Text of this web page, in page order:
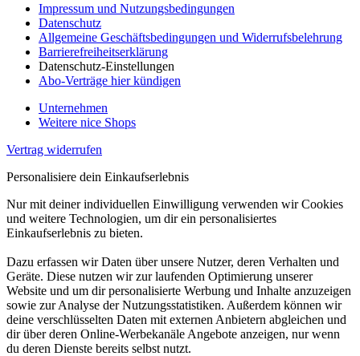
Impressum und Nutzungsbedingungen
Datenschutz
Allgemeine Geschäftsbedingungen und Widerrufsbelehrung
Barrierefreiheitserklärung
Datenschutz-Einstellungen
Abo-Verträge hier kündigen
Unternehmen
Weitere nice Shops
Vertrag widerrufen
Personalisiere dein Einkaufserlebnis
Nur mit deiner individuellen Einwilligung verwenden wir Cookies
und weitere Technologien, um dir ein personalisiertes
Einkaufserlebnis zu bieten.
Dazu erfassen wir Daten über unsere Nutzer, deren Verhalten und
Geräte. Diese nutzen wir zur laufenden Optimierung unserer
Website und um dir personalisierte Werbung und Inhalte anzuzeigen
sowie zur Analyse der Nutzungsstatistiken. Außerdem können wir
deine verschlüsselten Daten mit externen Anbietern abgleichen und
dir über deren Online-Werbekanäle Angebote anzeigen, nur wenn
du deren Dienste bereits selbst nutzt.